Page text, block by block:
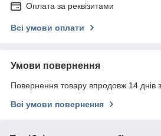
Оплата за реквізитами
Всі умови оплати
Умови повернення
Повернення товару впродовж 14 днів
Всі умови повернення